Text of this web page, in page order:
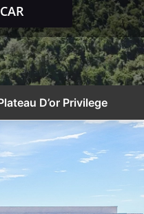
D’or Privilege